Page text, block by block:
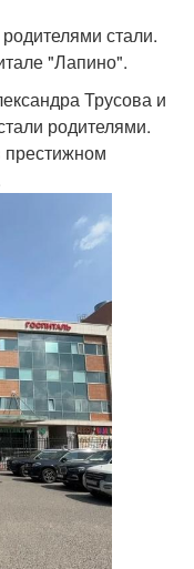
стали.
"Лапино".
Трусова и
родителями.